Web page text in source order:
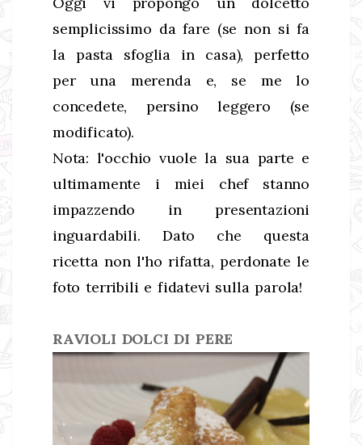
semplicissimo da fare (se non si fa
la pasta sfoglia in casa), perfetto
per una merenda e, se me lo
concedete, persino leggero (se
modificato).
Nota: l'occhio vuole la sua parte e
ultimamente i miei chef stanno
impazzendo in presentazioni
inguardabili. Dato che questa
ricetta non l'ho rifatta, perdonate le
foto terribili e fidatevi sulla parola!
RAVIOLI DOLCI DI PERE